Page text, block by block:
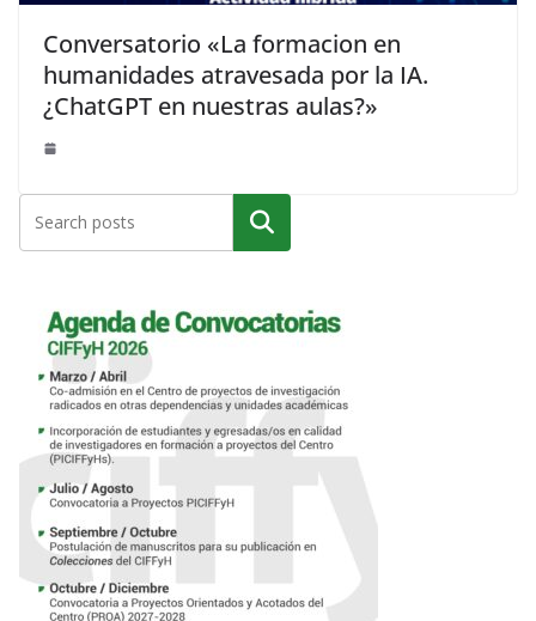
Conversatorio «La formacion en
humanidades atravesada por la IA.
¿ChatGPT en nuestras aulas?»
Buscar